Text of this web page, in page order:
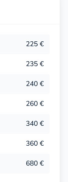
225 €
235 €
240 €
260 €
340 €
360 €
680 €